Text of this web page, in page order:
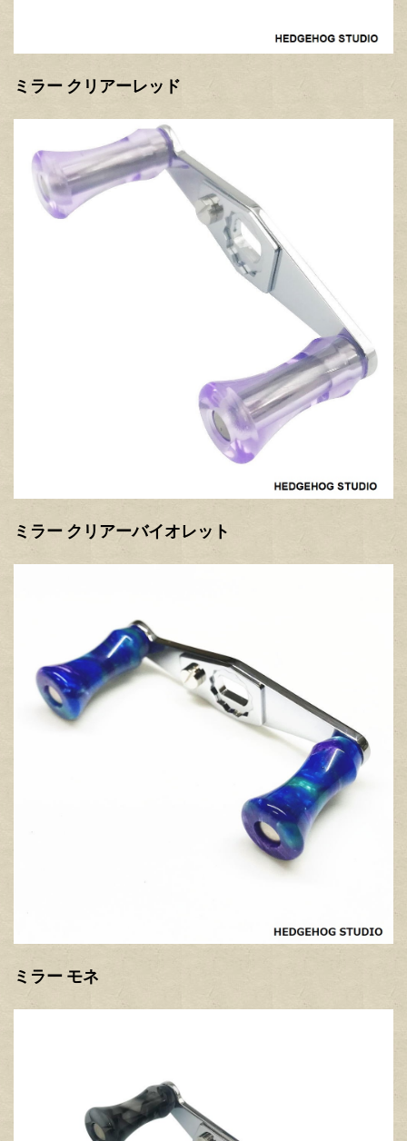
ミラー クリアーレッド
ミラー クリアーバイオレット
ミラー モネ